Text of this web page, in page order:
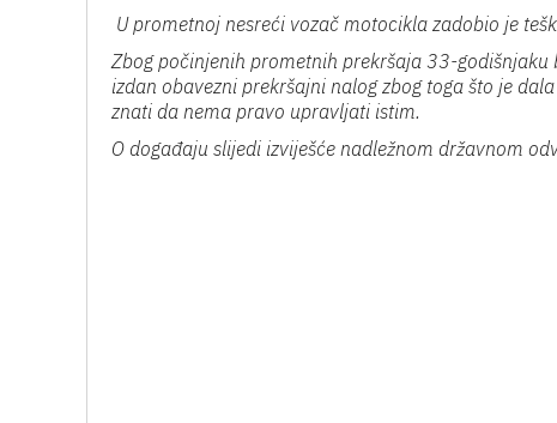
U prometnoj nesreći vozač motocikla zadobio je
Zbog počinjenih prometnih prekršaja 33-
izdan obavezni prekršajni nalog zbog toga što je
znati da nema pravo upravljati istim.
O događaju slijedi izviješće nadležnom državnom